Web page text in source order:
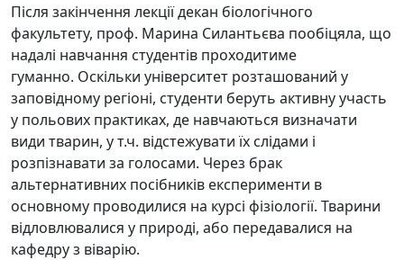
Після закінчення лекції декан біологічного
факультету, проф. Марина Силантьєва пообіцяла, що
надалі навчання студентів проходитиме
гуманно. Оскільки університет розташований у
заповідному регіоні, студенти беруть активну участь
у польових практиках, де навчаються визначати
види тварин, у т.ч. відстежувати їх слідами і
розпізнавати за голосами. Через брак
альтернативних посібників експерименти в
основному проводилися на курсі фізіології. Тварини
відловлювалися у природі, або передавалися на
кафедру з віварію.